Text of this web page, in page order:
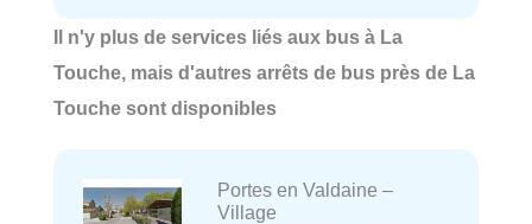
Il n'y plus de services liés aux bus à La
Touche, mais d'autres arrêts de bus près de La
Touche sont disponibles
Portes en Valdaine –
Village